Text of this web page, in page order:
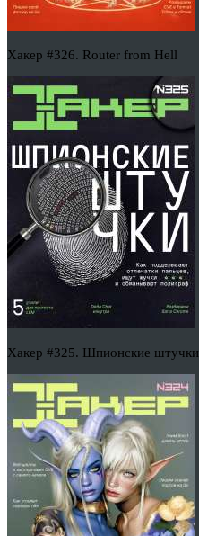
Хакер #326. Router from Hell
Хакер #325. Шпионские штучки